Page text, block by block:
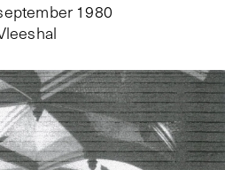
1980